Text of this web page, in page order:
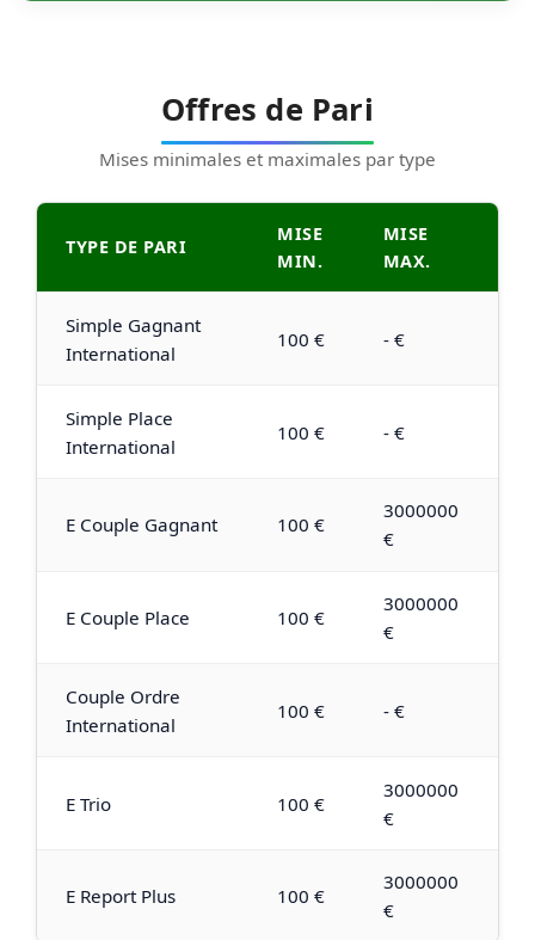
Offres de Pari
Mises minimales et maximales par type
TYPE DE PARI
MISE
MIN.
MISE
MAX.
Simple Gagnant
International
100 € - €
Simple Place
International
100 € - €
E Couple Gagnant 100 €
3000000
€
E Couple Place 100 €
3000000
€
Couple Ordre
International
100 € - €
E Trio 100 €
3000000
€
E Report Plus 100 €
3000000
€